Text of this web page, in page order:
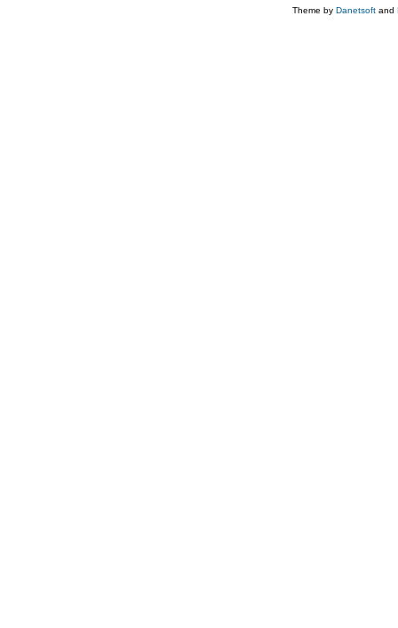
Theme by Danetsoft and